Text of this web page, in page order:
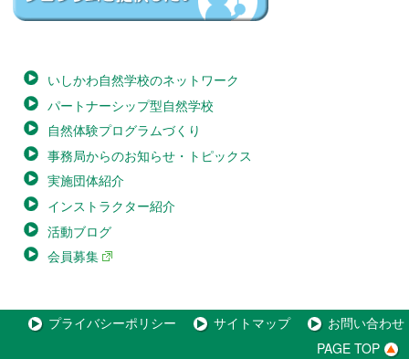
いしかわ自然学校のネットワーク
パートナーシップ型自然学校
自然体験プログラムづくり
事務局からのお知らせ・トピックス
実施団体紹介
インストラクター紹介
活動ブログ
会員募集
プライバシーポリシー サイトマップ
お問い合わせ
PAGE TOP